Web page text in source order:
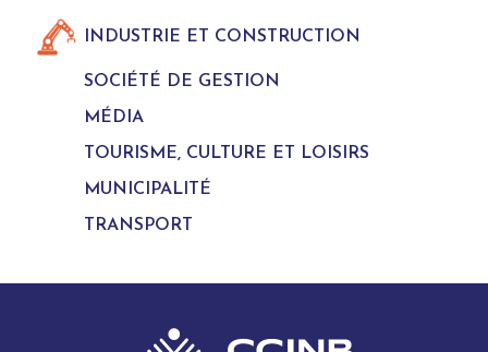
INDUSTRIE ET CONSTRUCTION
SOCIÉTÉ DE GESTION
MÉDIA
TOURISME, CULTURE ET LOISIRS
MUNICIPALITÉ
TRANSPORT